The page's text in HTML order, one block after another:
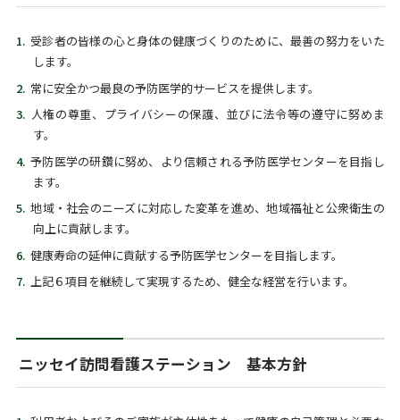
受診者の皆様の心と身体の健康づくりのために、最善の努力をいた
します。
常に安全かつ最良の予防医学的サービスを提供します。
人権の尊重、プライバシーの保護、並びに法令等の遵守に努めま
す。
予防医学の研鑽に努め、より信頼される予防医学センターを目指し
ます。
地域・社会のニーズに対応した変革を進め、地域福祉と公衆衛生の
向上に貢献します。
健康寿命の延伸に貢献する予防医学センターを目指します。
上記６項目を継続して実現するため、健全な経営を行います。
ニッセイ訪問看護ステーション 基本方針